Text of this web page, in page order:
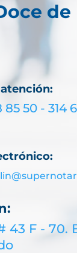
de
50 - 314
43 F - 70.